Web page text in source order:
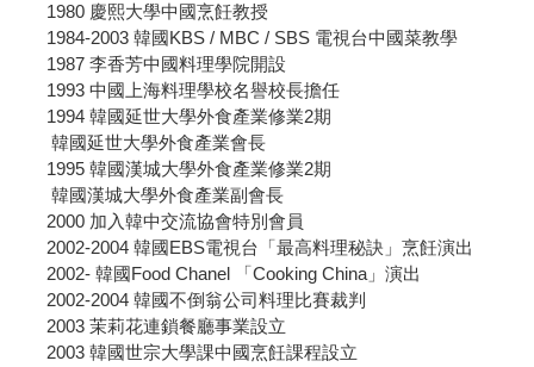
1980 慶熙大學中國烹飪教授
1984-2003 韓國KBS / MBC / SBS 電視台中國菜教學
1987 李香芳中國料理學院開設
1993 中國上海料理學校名譽校長擔任
1994 韓國延世大學外食產業修業2期
韓國延世大學外食產業會長
1995 韓國漢城大學外食產業修業2期
韓國漢城大學外食產業副會長
2000 加入韓中交流協會特別會員
2002-2004 韓國EBS電視台「最高料理秘訣」烹飪演出
2002- 韓國Food Chanel 「Cooking China」演出
2002-2004 韓國不倒翁公司料理比賽裁判
2003 茉莉花連鎖餐廳事業設立
2003 韓國世宗大學課中國烹飪課程設立